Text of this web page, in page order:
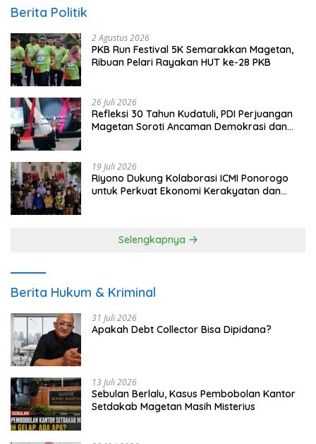
Berita Politik
2 Agustus 2026
PKB Run Festival 5K Semarakkan Magetan,
Ribuan Pelari Rayakan HUT ke-28 PKB
26 Juli 2026
Refleksi 30 Tahun Kudatuli, PDI Perjuangan
Magetan Soroti Ancaman Demokrasi dan
19 Juli 2026
Riyono Dukung Kolaborasi ICMI Ponorogo
untuk Perkuat Ekonomi Kerakyatan dan
Selengkapnya
Berita Hukum & Kriminal
31 Juli 2026
Apakah Debt Collector Bisa Dipidana?
13 Juli 2026
Sebulan Berlalu, Kasus Pembobolan Kantor
Setdakab Magetan Masih Misterius